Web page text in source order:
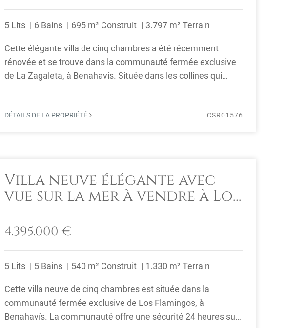
5 Lits 6 Bains 695 m² Construit 3.797 m² Terrain
Cette élégante villa de cinq chambres a été récemment
rénovée et se trouve dans la communauté fermée exclusive
de La Zagaleta, à Benahavís. Située dans les collines qui
DÉTAILS DE LA PROPRIÉTÉ CSR01576
Villa neuve élégante avec
vue sur la mer à vendre à Los
Flamingos, Benahavís
4.395.000 €
5 Lits 5 Bains 540 m² Construit 1.330 m² Terrain
Cette villa neuve de cinq chambres est située dans la
communauté fermée exclusive de Los Flamingos, à
Benahavís. La communauté offre une sécurité 24 heures sur